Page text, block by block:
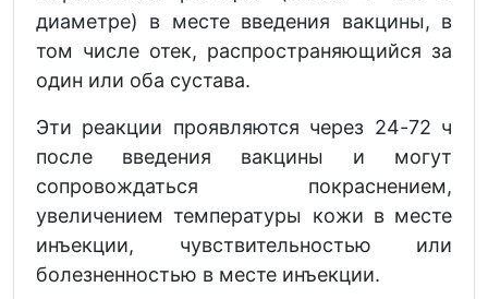
диаметре) в месте введения вакцины, в
том числе отек, распространяющийся за
один или оба сустава.
Эти реакции проявляются через 24-72 ч
после введения вакцины и могут
сопровождаться покраснением,
увеличением температуры кожи в месте
инъекции, чувствительностью или
болезненностью в месте инъекции.